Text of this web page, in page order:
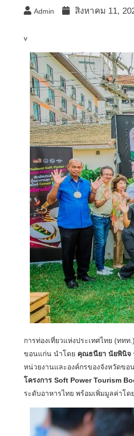
Admin สิงหาคม 11,
v
การท่องเที่ยวแห่งประเทศไทย (ททท
ขอนแก่น นำโดย คุณธนียา นัยพินิจ
หน่วยงานและองค์กรของจังหวัดข
โครงการ Soft Power Tourism
ระดับอาหารไทย พร้อมเพิ่มมูลค่าโ